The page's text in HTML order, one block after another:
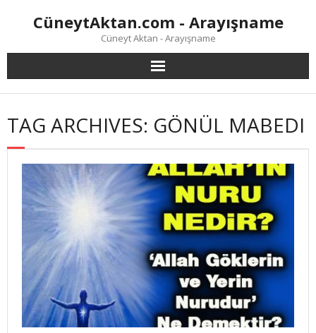
CüneytAktan.com - Arayışname
Cüneyt Aktan - Arayışname
TAG ARCHIVES: GÖNÜL MABEDI